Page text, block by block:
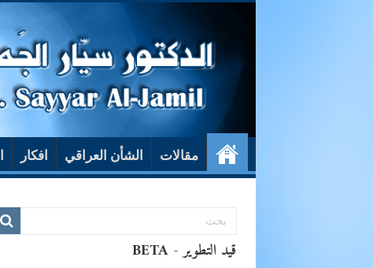
مقالات الشأن العراقي افكار